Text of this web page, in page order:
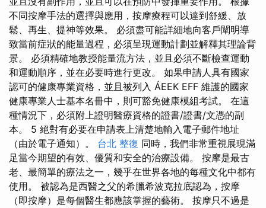
不同按摩手法的選擇與應用，按摩療程可以達到舒緩、放
鬆、再生、提神等效果。 必須盡可能詳細地向客戶闡明導
致當前症狀的能量過程，必須呈現運動計劃並解釋其理論背
景。 必須精確地教授能量流方法，並且必須不斷檢查運動
和運動順序，並在必要時進行更改。 如果申請人具有國家
認可的健康專業資格，並且被列入 ÁEEK EFF 維護的國家
健康專業人士基本名冊中，則可豁免健康模組考試。 在這
種情況下，必須附上證明醫療資格的證書/證書/文憑的副
本。 5 絕對有必要在申請表上清楚地輸入電子郵件地址
（由於電子通知）。 台北 整復 同時，我們非常重視展現滿
足當今期望的有效、優質和安全的治療設備。 按摩是最古
老、最簡單的療法之一，幾乎在世界各地的每種文化中都有
使用。 被認為是西醫之父的希臘希波克拉底認為，按摩
（即按摩）是每個醫生都應該掌握的藝術。 按摩只不過是